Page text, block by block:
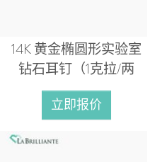
14K 黄金椭圆形实验室
钻石耳钉（1克拉/两
立即报价